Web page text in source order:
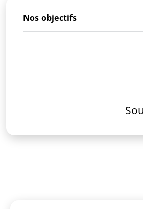
Nos objectifs